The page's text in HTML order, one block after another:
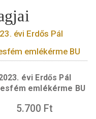
W1873 Díszdoboz 30
es érméhez –